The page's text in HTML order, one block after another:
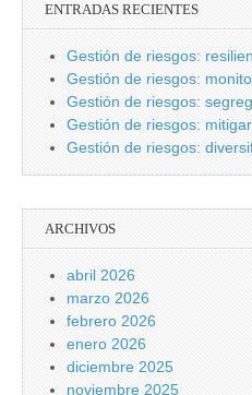
ENTRADAS RECIENTES
Gestión de riesgos:
Gestión de riesgos:
Gestión de riesgos:
Gestión de riesgos:
Gestión de riesgos:
ARCHIVOS
abril 2026
marzo 2026
febrero 2026
enero 2026
diciembre 2025
noviembre 2025